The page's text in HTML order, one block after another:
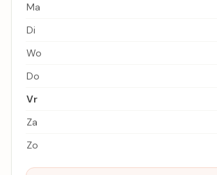
Ma
Di
Wo
Do
Vr
Za
Zo